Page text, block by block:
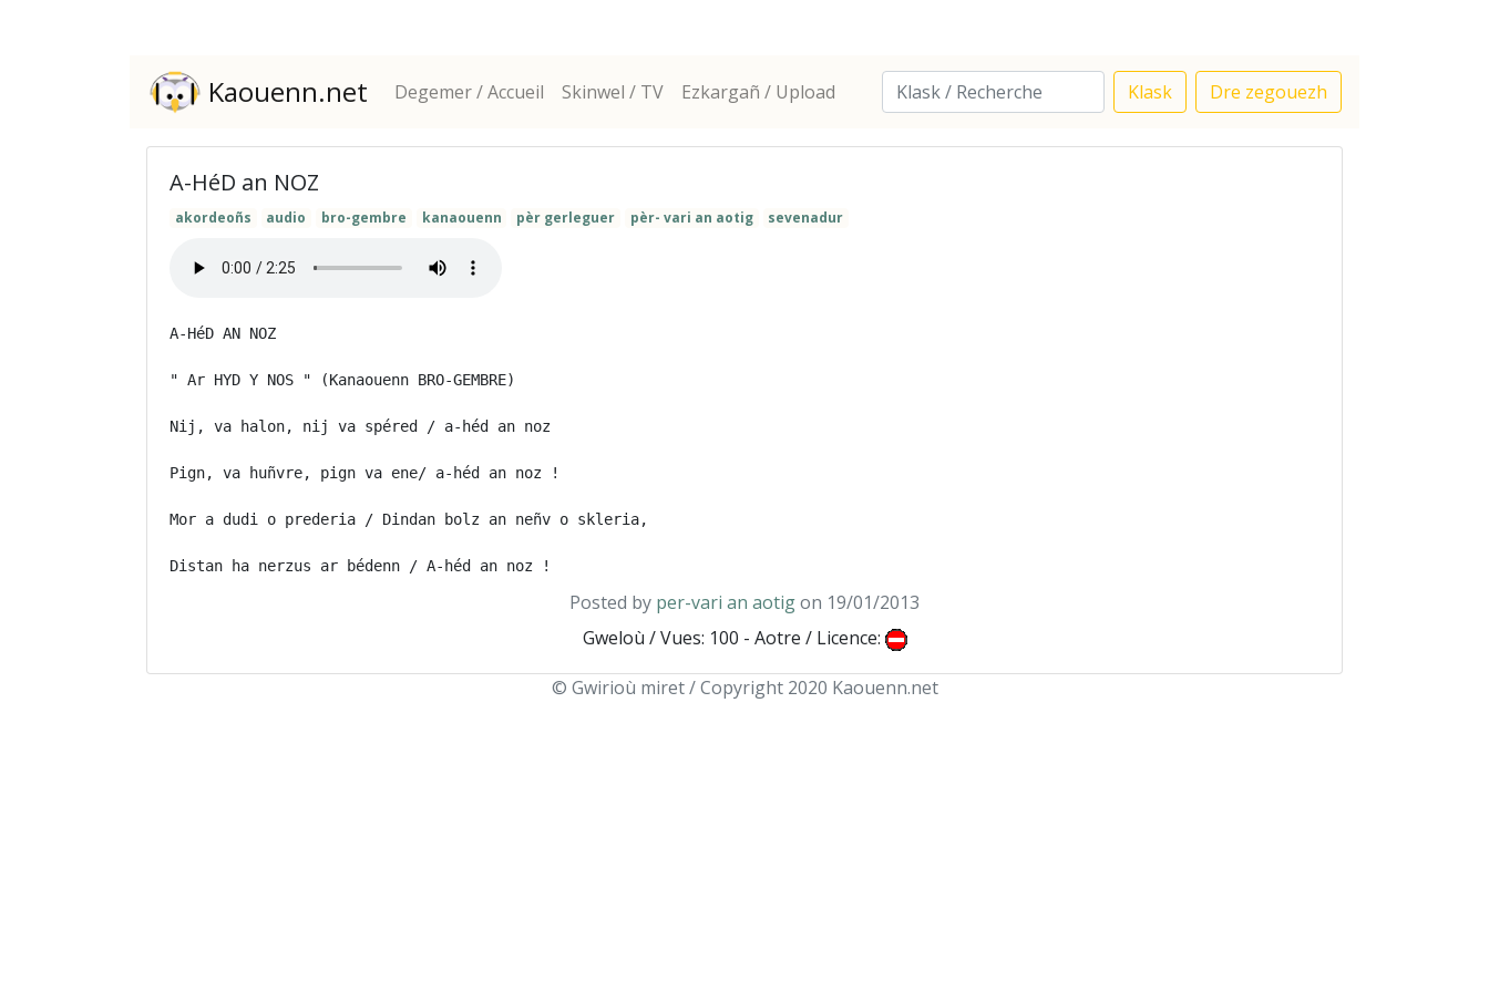
Kaouenn.net Degemer / Accueil Skinwel / TV Ezkargañ / Upload Klask Dre zegouezh
A-HéD an NOZ
akordeoñs audio bro-gembre kanaouenn pèr gerleguer pèr- vari an aotig sevenadur
A-HéD AN NOZ
" Ar HYD Y NOS " (Kanaouenn BRO-GEMBRE)
Nij, va halon, nij va spéred / a-héd an noz
Pign, va huñvre, pign va ene/ a-héd an noz !
Mor a dudi o prederia / Dindan bolz an neñv o skleria,
Posted by per-vari an aotigon 19/01/2013
Gweloù / Vues: 100 - Aotre / Licence:
© Gwirioù miret / Copyright 2020 Kaouenn.net